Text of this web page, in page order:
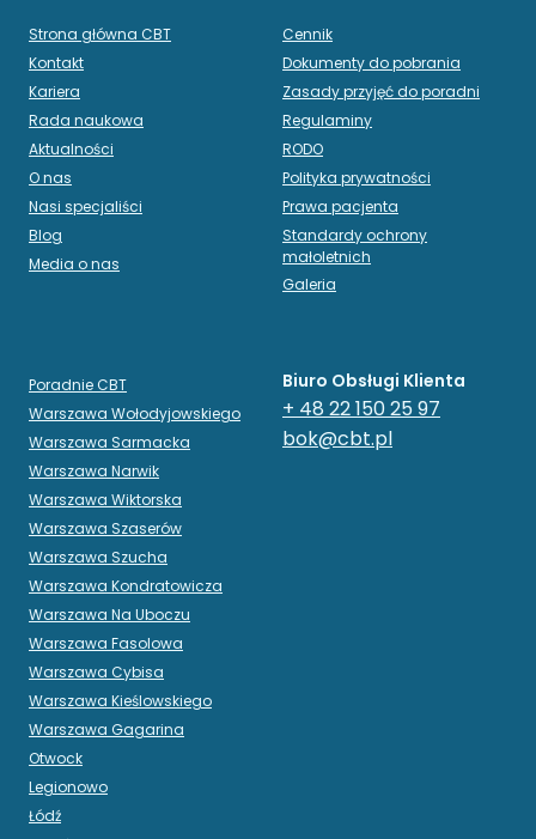
Strona główna CBT
Kontakt
Kariera
Rada naukowa
Aktualności
O nas
Nasi specjaliści
Blog
Media o nas
Poradnie CBT
Warszawa Wołodyjowskiego
Warszawa Sarmacka
Warszawa Narwik
Warszawa Wiktorska
Warszawa Szaserów
Warszawa Szucha
Warszawa Kondratowicza
Warszawa Na Uboczu
Warszawa Fasolowa
Warszawa Cybisa
Warszawa Kieślowskiego
Warszawa Gagarina
Otwock
Legionowo
Łódź
Cennik
Dokumenty do pobrania
Zasady przyjęć do poradni
Regulaminy
RODO
Polityka prywatności
Prawa pacjenta
Standardy ochrony
małoletnich
Galeria
Biuro Obsługi Klienta
+ 48 22 150 25 97
bok@cbt.pl